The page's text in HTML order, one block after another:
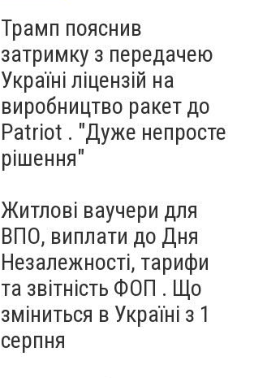
Трамп пояснив
затримку з передачею
Україні ліцензій на
виробництво ракет до
Patriot . "Дуже непросте
рішення"
Житлові ваучери для
ВПО, виплати до Дня
Незалежності, тарифи
та звітність ФОП . Що
зміниться в Україні з 1
серпня